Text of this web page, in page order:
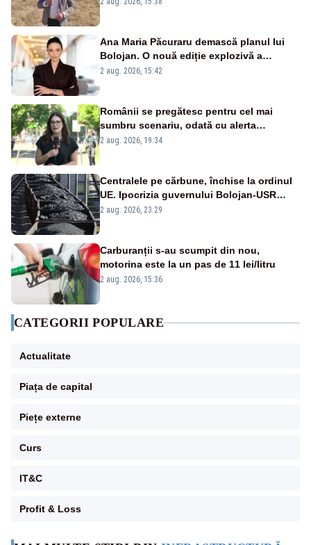
Ana Maria Păcuraru demască planul lui
Bolojan. O nouă ediție explozivă a
emisiunii „Miza Zilei” la Realitatea PLUS
2 aug. 2026, 15:42
Românii se pregătesc pentru cel mai
sumbru scenariu, odată cu alerta
energetică
2 aug. 2026, 19:34
Centralele pe cărbune, închise la ordinul
UE. Ipocrizia guvernului Bolojan-USR
după starea de alertă
2 aug. 2026, 23:29
Carburanții s-au scumpit din nou,
motorina este la un pas de 11 lei/litru
2 aug. 2026, 15:36
CATEGORII POPULARE
Actualitate
Piața de capital
Piețe externe
Curs
IT&C
Profit & Loss